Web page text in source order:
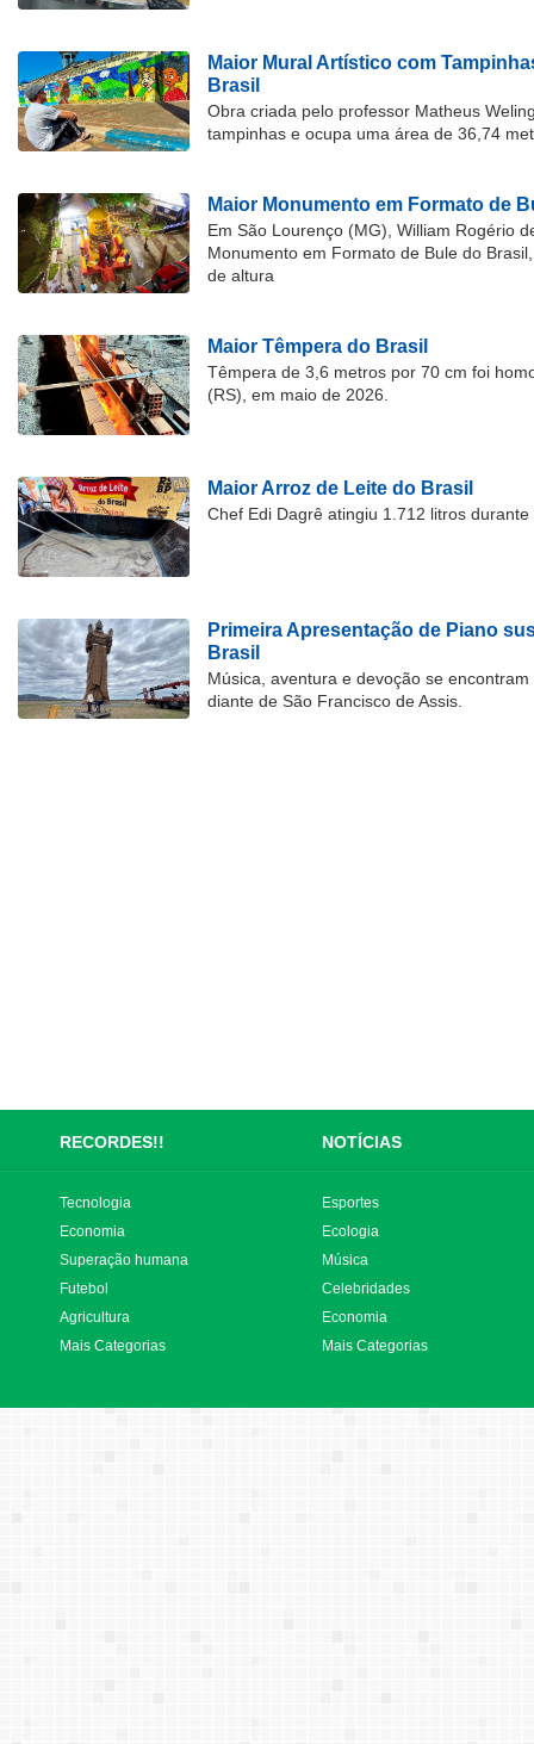
Maior Mural Artístico com
Brasil
Obra criada pelo professor Matheus
tampinhas e ocupa uma área de 36,74
Maior Monumento em Formato de
Em São Lourenço (MG), William Rogério
Monumento em Formato de Bule do
de altura
Maior Têmpera do Brasil
Têmpera de 3,6 metros por 70 cm foi
(RS), em maio de 2026.
Maior Arroz de Leite do Brasil
Chef Edi Dagrê atingiu 1.712 litros
Primeira Apresentação de Piano
Brasil
Música, aventura e devoção se
diante de São Francisco de Assis.
RECORDES!! NOTÍCIAS
Tecnologia
Economia
Superação humana
Futebol
Agricultura
Mais Categorias
Esportes
Ecologia
Música
Celebridades
Economia
Mais Categorias